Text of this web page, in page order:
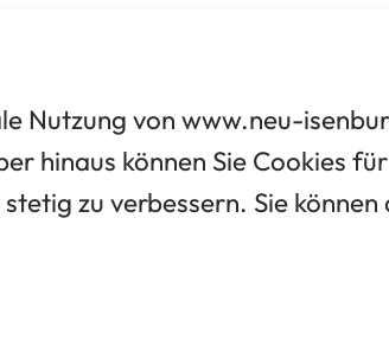
Nutzung von www.neu-
hinaus können Sie Cookies
zu verbessern. Sie